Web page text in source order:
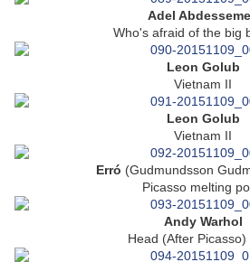
Adel
Who's afraid of the big
Leon Golub
Vietnam II
Leon Golub
Vietnam II
Erró (Gudmundsson
Picasso melting
Andy Warhol
Head (After Picasso)